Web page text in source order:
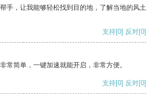
手，让我能够轻松找到目的地，了解当地的风土
支持[0] 反对[0]
常简单，一键加速就能开启，非常方便。
支持[0] 反对[0]